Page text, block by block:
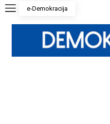
e-Demokracija